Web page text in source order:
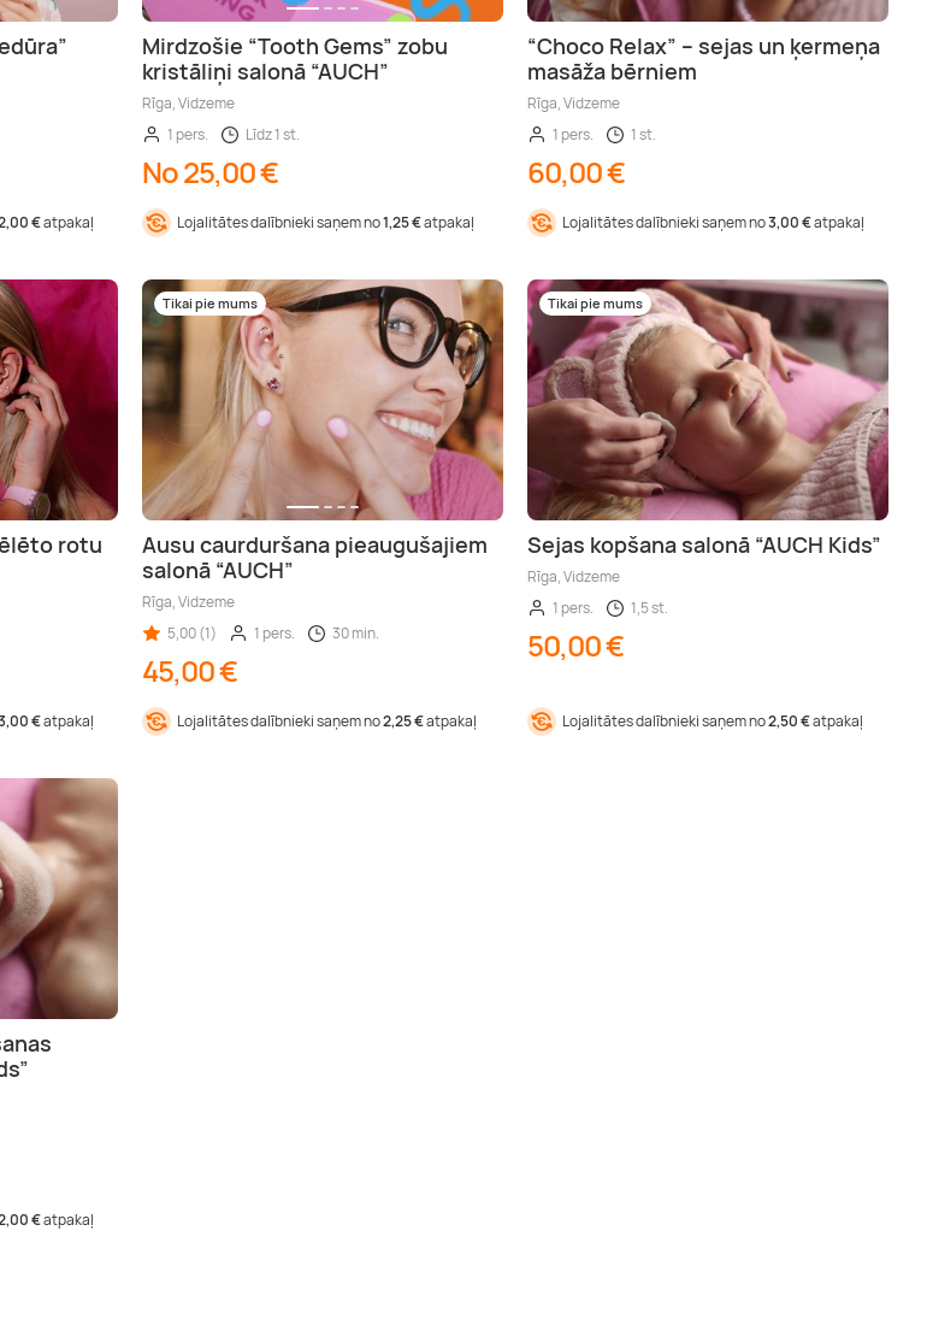
€atpakaļ
Mirdzošie “Tooth Gems” zobu
kristāliņi salonā “AUCH”
Rīga, Vidzeme
1 pers.
Līdz 1 st.
No 25,00 €
Lojalitātes dalībnieki saņem no1,25 €atpakaļ
“Choco Relax” – sejas un ķermeņa
masāža bērniem
Rīga, Vidzeme
1 pers.
1 st.
60,00 €
Lojalitātes dalībnieki saņem no3,00 €atpakaļ
rotu
€atpakaļ
Tikai pie mums
Ausu caurduršana pieaugušajiem
salonā “AUCH”
Rīga, Vidzeme
5,00 (1)
1 pers. 30 min.
45,00 €
Lojalitātes dalībnieki saņem no2,25 €atpakaļ
Tikai pie mums
Sejas kopšana salonā “AUCH Kids”
Rīga, Vidzeme
1 pers.
1,5 st.
50,00 €
Lojalitātes dalībnieki saņem no2,50 €atpakaļ
€atpakaļ